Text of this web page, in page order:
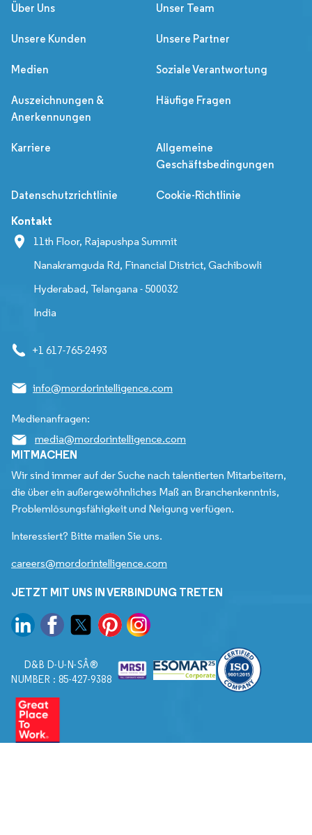
Über Uns
Unser Team
Unsere Kunden Unsere Partner
Medien Soziale Verantwortung
Auszeichnungen &
Anerkennungen
Häufige Fragen
Karriere
Allgemeine
Geschäftsbedingungen
Datenschutzrichtlinie Cookie-Richtlinie
Kontakt
11th Floor, Rajapushpa Summit
Nanakramguda Rd, Financial District, Gachibowli
Hyderabad, Telangana - 500032
India
+1 617-765-2493
info@mordorintelligence.com
Medienanfragen:
media@mordorintelligence.com
MITMACHEN
Wir sind immer auf der Suche nach talentierten Mitarbeitern,
die über ein außergewöhnliches Maß an Branchenkenntnis,
Problemlösungsfähigkeit und Neigung verfügen.
Interessiert? Bitte mailen Sie uns.
careers@mordorintelligence.com
JETZT MIT UNS IN VERBINDUNG TRETEN
D&B D-U-N-SÂ®
NUMBER : 85-427-9388